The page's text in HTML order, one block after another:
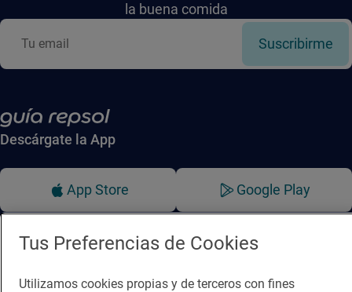
la buena comida
Suscribirme
Descárgate la App
App Store Google Play
Guía Repsol Enlaces
Tus Preferencias de Cookies
Utilizamos cookies propias y de terceros con fines